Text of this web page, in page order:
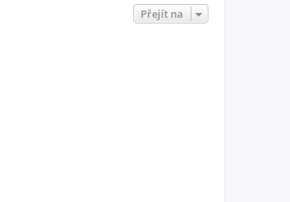
Přejít na